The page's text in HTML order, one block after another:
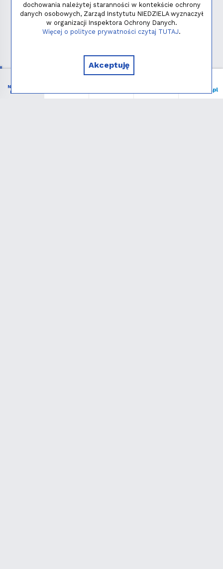
Polityka prywatności
Copyright © 2026 - Instytut NIEDZIELA
NIEZBĘDNIK
KATOLIKA
niedziela.pl
dochowania należytej staranności w kontekście ochrony
danych osobowych, Zarząd Instytutu NIEDZIELA wyznaczył
w organizacji Inspektora Ochrony Danych.
Więcej o polityce prywatności czytaj TUTAJ.
Akceptuję